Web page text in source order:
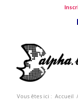
Vous êtes ici : Accueil /